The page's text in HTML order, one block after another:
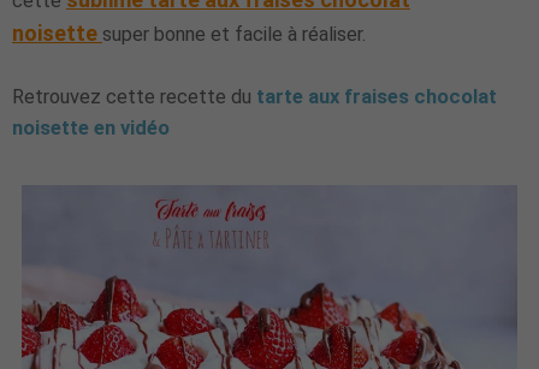
noisette super bonne et facile à réaliser.
Retrouvez cette recette du tarte aux fraises chocolat
noisette en vidéo